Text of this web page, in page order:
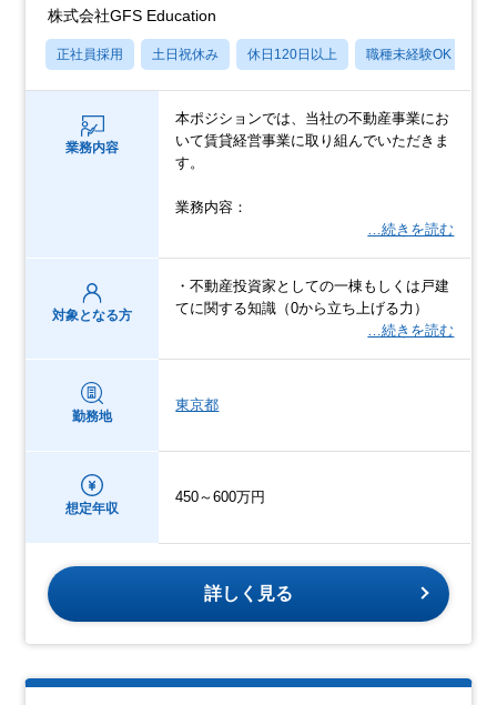
株式会社GFS Education
正社員採用 土日祝休み 休日120日以上 職種未経験OK
業務内容
本ポジションでは、当社の不動産事業にお
いて賃貸経営事業に取り組んでいただきま
す。
業務内容：
…続きを読む
対象となる方
・不動産投資家としての一棟もしくは戸建
てに関する知識（0から立ち上げる力）
…続きを読む
勤務地
東京都
想定年収
450～600万円
詳しく見る